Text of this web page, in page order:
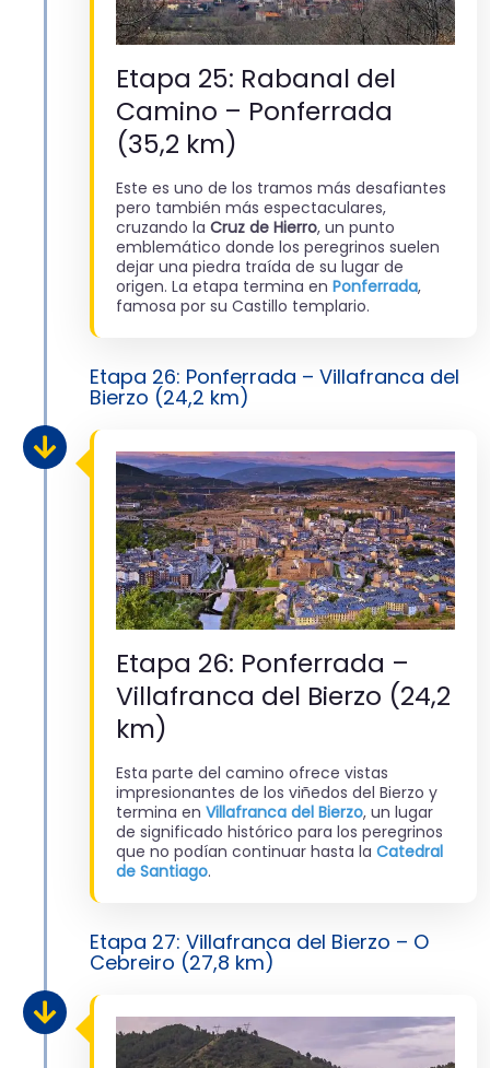
Etapa 25: Rabanal del
Camino – Ponferrada
(35,2 km)
Este es uno de los tramos más desafiantes
pero también más espectaculares,
cruzando la Cruz de Hierro, un punto
emblemático donde los peregrinos suelen
dejar una piedra traída de su lugar de
origen. La etapa termina en Ponferrada,
famosa por su Castillo templario.
Etapa 26: Ponferrada – Villafranca del
Bierzo (24,2 km)
Etapa 26: Ponferrada –
Villafranca del Bierzo (24,2
km)
Esta parte del camino ofrece vistas
impresionantes de los viñedos del Bierzo y
termina en Villafranca del Bierzo, un lugar
de significado histórico para los peregrinos
que no podían continuar hasta la Catedral
de Santiago.
Etapa 27: Villafranca del Bierzo – O
Cebreiro (27,8 km)